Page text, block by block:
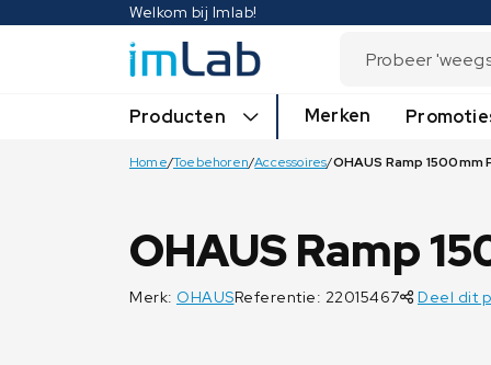
Welkom bij Imlab!
Producten Merken
Home/Toebehoren/Accessoires/
OHAUS Ramp
Merk: OHAUSReferentie: 22015467 Deel dit